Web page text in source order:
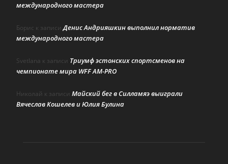
международного мастера
Борис к записиДенис Андрияшкин выполнил норматив
международного мастера
Svetlana к записи Триумф эстонских спортсменов на
чемпионате мира WFF AM-PRO
Николай к записи Майский бег в Силламяэ выиграли
Вячеслав Кошелев и Юлия Булина